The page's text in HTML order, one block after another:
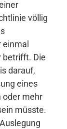
völlig
betrifft. Die
darauf,
eines
oder mehr
müsste.